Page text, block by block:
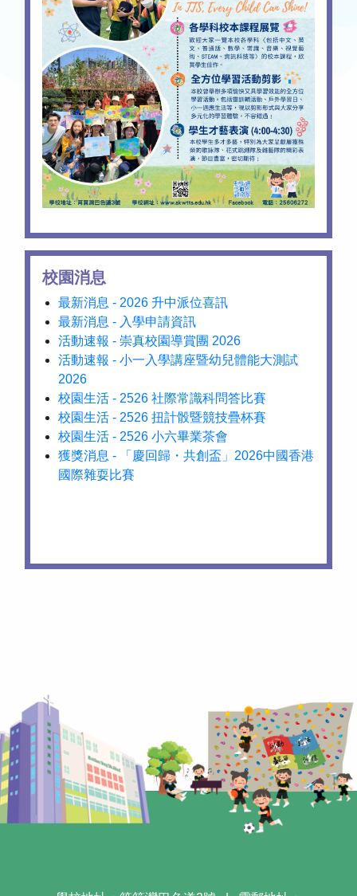
校園消息
最新消息 - 2026 升中派位喜訊
最新消息 - 入學申請資訊
活動速報 - 崇真校園導賞團 2026
活動速報 - 小一入學講座暨幼兒體能大測試
2026
校園生活 - 2526 社際常識科問答比賽
校園生活 - 2526 扭計骰暨競技疊杯賽
校園生活 - 2526 小六畢業茶會
獲獎消息 - 「慶回歸・共創盃」2026中國香港
國際雜耍比賽